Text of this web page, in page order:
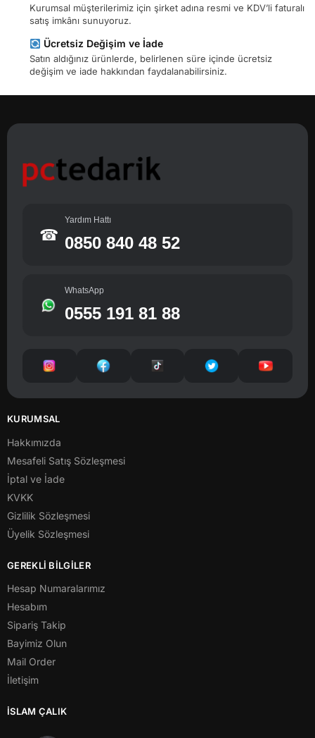
Kurumsal müşterilerimiz için şirket adına resmi ve KDV’li faturalı
satış imkânı sunuyoruz.
Ücretsiz Değişim ve İade
Satın aldığınız ürünlerde, belirlenen süre içinde ücretsiz
değişim ve iade hakkından faydalanabilirsiniz.
☎
Yardım Hattı
0850 840 48 52
WhatsApp
0555 191 81 88
KURUMSAL
Hakkımızda
Mesafeli Satış Sözleşmesi
İptal ve İade
KVKK
Gizlilik Sözleşmesi
Üyelik Sözleşmesi
GEREKLİ BİLGİLER
Hesap Numaralarımız
Hesabım
Sipariş Takip
Bayimiz Olun
Mail Order
İletişim
İSLAM ÇALIK